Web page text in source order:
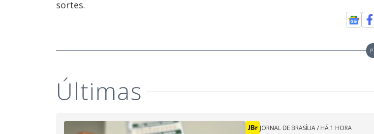
sortes.
Últimas
JORNAL DE BRASÍLIA/ HÁ 1 HORA